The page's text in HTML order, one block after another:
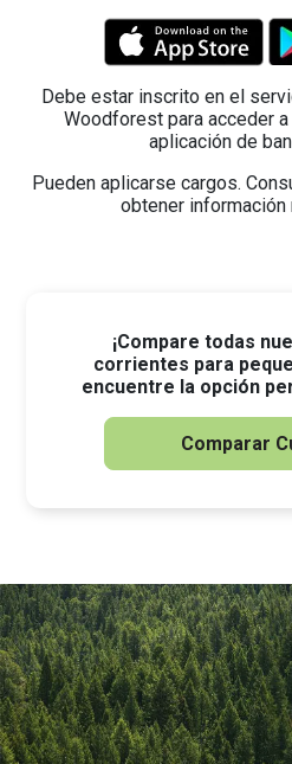
Debe estar inscrito en el
Woodforest para acceder
aplicación de
Pueden aplicarse cargos.
obtener información
¡Compare todas
corrientes para
encuentre la opción
Comparar